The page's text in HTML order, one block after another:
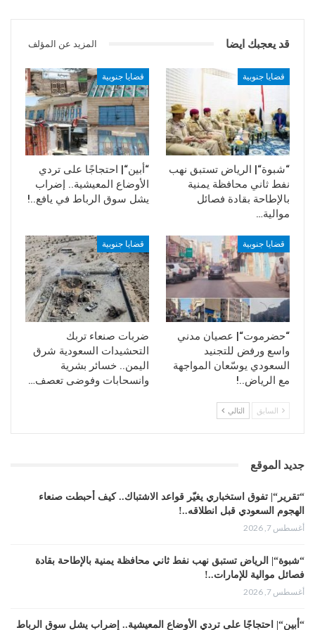
قد يعجبك ايضا المزيد عن المؤلف
قضايا جنوبية
“شبوة“| الرياض تستبق نهب
نفط ثاني محافظة يمنية
بالإطاحة بقادة فصائل
موالية…
قضايا جنوبية
“أبين“| احتجاجًا على تردي
الأوضاع المعيشية.. إضراب
يشل سوق الرباط في يافع..!
قضايا جنوبية
“حضرموت“| عصيان مدني
واسع ورفض للتجنيد
السعودي يوسّعان المواجهة
مع الرياض..!
قضايا جنوبية
ضربات صنعاء تربك
التحشيدات السعودية شرق
اليمن.. خسائر بشرية
وانسحابات وفوضى تعصف…
السابق التالي
جديد الموقع
“تقرير“| تفوق استخباري يغيّر قواعد الاشتباك.. كيف أحبطت صنعاء
الهجوم السعودي قبل انطلاقه..!
أغسطس 7, 2026
“شبوة“| الرياض تستبق نهب نفط ثاني محافظة يمنية بالإطاحة بقادة
فصائل موالية للإمارات..!
أغسطس 7, 2026
“أبين“| احتجاجًا على تردي الأوضاع المعيشية.. إضراب يشل سوق الرباط